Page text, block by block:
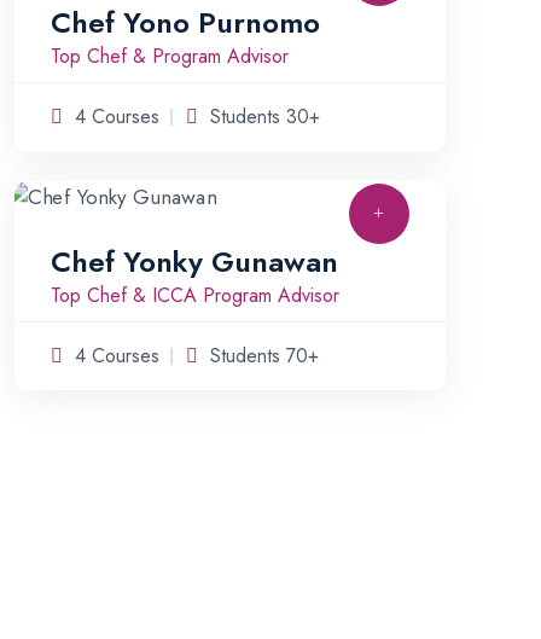
Chef Yono Purnomo
Top Chef & Program Advisor
4 Courses Students 30+
Chef Yonky Gunawan
Top Chef & ICCA Program Advisor
4 Courses Students 70+